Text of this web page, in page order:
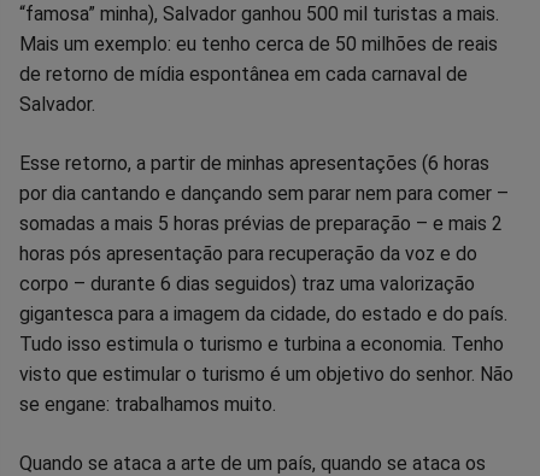
“famosa” minha), Salvador ganhou 500 mil turistas a mais.
Mais um exemplo: eu tenho cerca de 50 milhões de reais
de retorno de mídia espontânea em cada carnaval de
Salvador.
Esse retorno, a partir de minhas apresentações (6 horas
por dia cantando e dançando sem parar nem para comer –
somadas a mais 5 horas prévias de preparação – e mais 2
horas pós apresentação para recuperação da voz e do
corpo – durante 6 dias seguidos) traz uma valorização
gigantesca para a imagem da cidade, do estado e do país.
Tudo isso estimula o turismo e turbina a economia. Tenho
visto que estimular o turismo é um objetivo do senhor. Não
se engane: trabalhamos muito.
Quando se ataca a arte de um país, quando se ataca os